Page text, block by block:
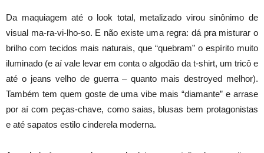
Da maquiagem até o look total, metalizado virou sinônimo de
visual ma-ra-vi-lho-so. E não existe uma regra: dá pra misturar o
brilho com tecidos mais naturais, que “quebram” o espírito muito
iluminado (e aí vale levar em conta o algodão da t-shirt, um tricô e
até o jeans velho de guerra – quanto mais destroyed melhor).
Também tem quem goste de uma vibe mais “diamante” e arrase
por aí com peças-chave, como saias, blusas bem protagonistas
e até sapatos estilo cinderela moderna.